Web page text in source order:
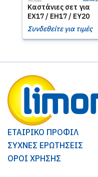
Καστάνιες σετ για
EX17 / EH17 / EY20
Συνδεθείτε για τιμές
ΕΤΑΙΡΙΚΟ ΠΡΟΦΙΛ
ΣΥΧΝΕΣ ΕΡΩΤΗΣΕΙΣ
ΟΡΟΙ ΧΡΗΣΗΣ